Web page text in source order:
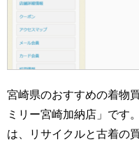
宮崎県のおすすめの着物
ミリー宮崎加納店」です
は、リサイクルと古着の